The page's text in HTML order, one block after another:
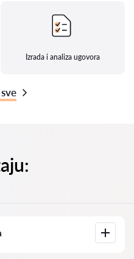
Izrada i analiza ugovora